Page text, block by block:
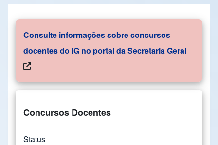
Consulte informações sobre concursos
docentes do IG no portal da Secretaria Geral
Concursos Docentes
Status